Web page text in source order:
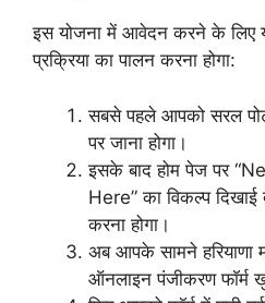
इस योजना में आवेदन करने के लिए
प्रक्रिया का पालन करना होगा:
सबसे पहले आपको सरल
पर जाना होगा।
इसके बाद होम पेज पर
Here” का विकल्प
करना होगा।
अब आपके सामने हरियाणा
ऑनलाइन पंजीकरण फॉर्म